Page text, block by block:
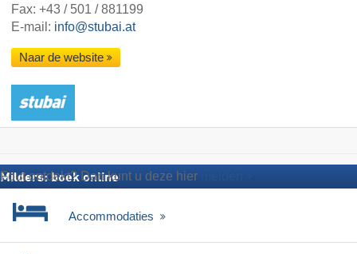
Fax: +43 / 501 / 881199
E-mail: info@stubai.at
Naar de website
Fout ontdekt? Dan kunt u deze hier
Milders: boek online
Accommodaties